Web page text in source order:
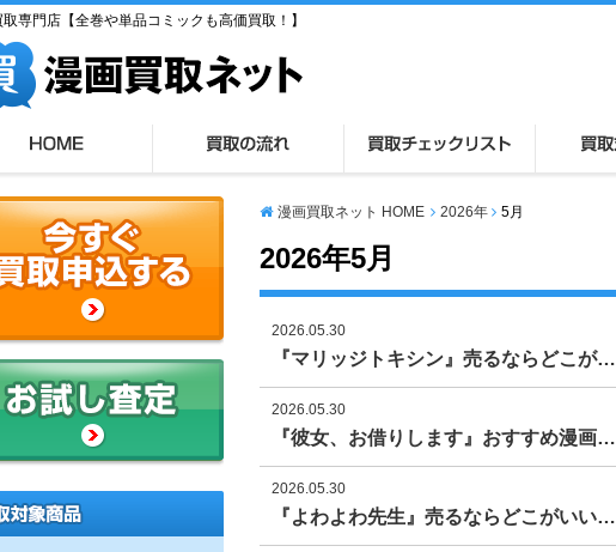
専門店【全巻や単品コミックも高価買取！】
漫画買取ネット HOME 2026年 5月
2026年5月
2026.05.30
『マリッジトキシン』売るならどこが…
2026.05.30
『彼女、お借りします』おすすめ漫画…
2026.05.30
『よわよわ先生』売るならどこがいい…